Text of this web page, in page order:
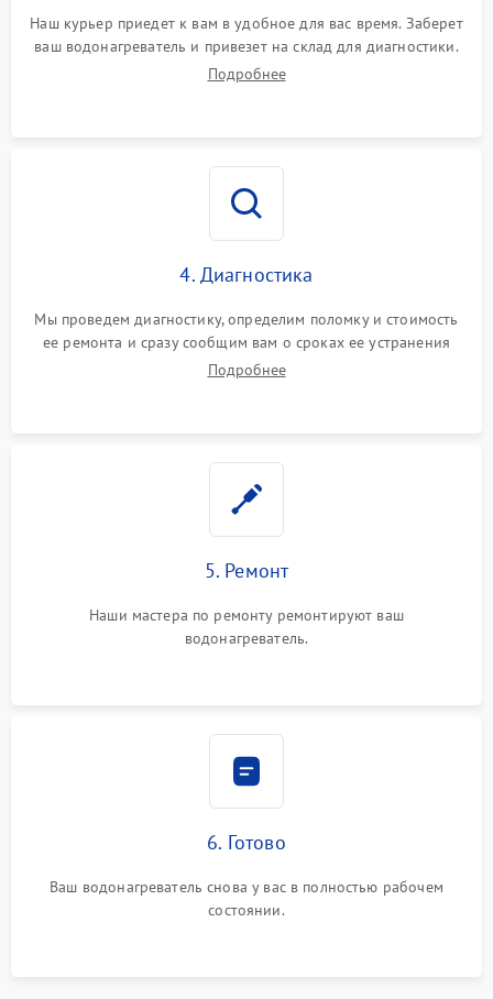
Наш курьер приедет к вам в удобное для вас время. Заберет
ваш водонагреватель и привезет на склад для диагностики.
Подробнее
4. Диагностика
Мы проведем диагностику, определим поломку и стоимость
ее ремонта и сразу сообщим вам о сроках ее устранения
Подробнее
5. Ремонт
Наши мастера по ремонту ремонтируют ваш
водонагреватель.
6. Готово
Ваш водонагреватель снова у вас в полностью рабочем
состоянии.